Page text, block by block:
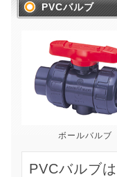
PVCバルブ
ボールバルブ
PVCバルブ